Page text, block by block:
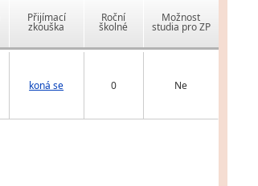
Přijímací
zkouška
Roční
školné
Možnost
studia pro ZP
koná se 0 Ne